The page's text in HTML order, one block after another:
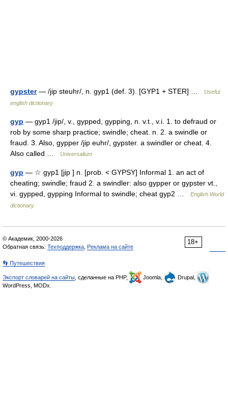
gypster— /jip steuhr/, n. gyp1 (def. 3). [GYP1 + STER] …
Useful
english dictionary
gyp — gyp1 /jip/, v., gypped, gypping, n. v.t., v.i. 1. to defraud or
rob by some sharp practice; swindle; cheat. n. 2. a swindle or
fraud. 3. Also, gypper /jip euhr/, gypster. a swindler or cheat. 4.
Also called …
Universalium
gyp — ☆ gyp1 [jip ] n. [prob. < GYPSY] Informal 1. an act of
cheating; swindle; fraud 2. a swindler: also gypper or gypster vt.,
vi. gypped, gypping Informal to swindle; cheat gyp2 …
English World
dictionary
18+
© Академик, 2000-2026
Обратная связь: Техподдержка Реклама на сайте
👣 Путешествия
Экспорт словарей на сайты , сделанные на PHP, Joomla,
Drupal,
WordPress, MODx.